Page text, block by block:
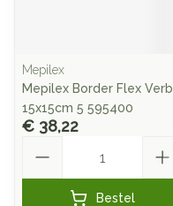
Mepilex
Mepilex Border Flex Verb
15x15cm 5 595400
€ 38,22
Bestel